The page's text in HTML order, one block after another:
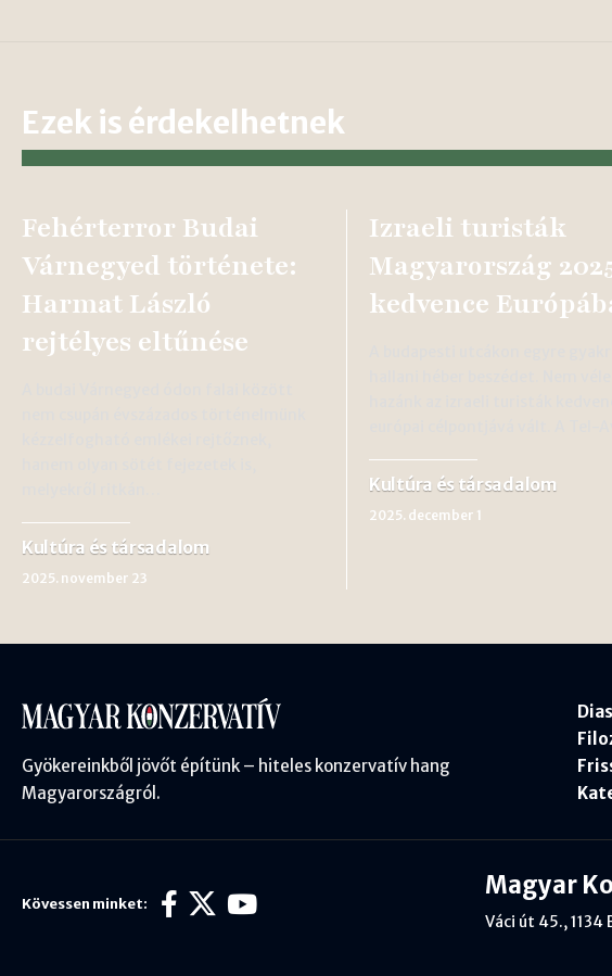
Ezek is érdekelhetnek
Fehérterror Budai
Várnegyed története:
Harmat László
rejtélyes eltűnése
Kultúra és társadalom
2025. november 23
Izraeli turisták
Magyarország
kedvence
Kultúra és társadalom
2025. december 1
Gyökereinkből jövőt építünk – hiteles konzervatív hang
Magyarországról.
Kövessen minket:
Magyar
Váci út 45., 1134